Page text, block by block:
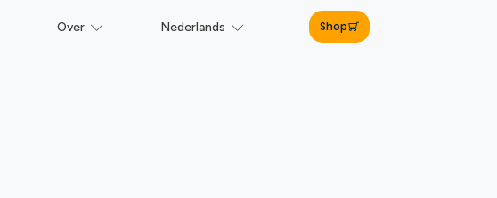
Shop
Over Nederlands